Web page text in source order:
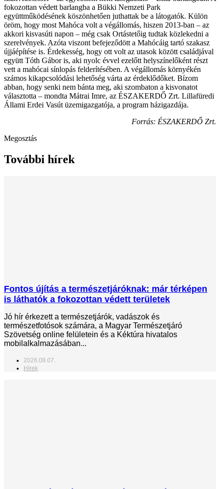
fokozottan védett barlangba a Bükki Nemzeti Park
együttműködésének köszönhetően juthattak be a látogatók. Külön
öröm, hogy most Mahóca volt a végállomás, hiszen 2013-ban – az
akkori kisvasúti napon – még csak Ortástetőig tudtak közlekedni a
szerelvények. Azóta viszont befejeződött a Mahócáig tartó szakasz
újjáépítése is. Érdekesség, hogy ott volt az utasok között családjával
együtt Tóth Gábor is, aki nyolc évvel ezelőtt helyszínelőként részt
vett a mahócai sínlopás felderítésében. A végállomás környékén
számos kikapcsolódási lehetőség várta az érdeklődőket. Bízom
abban, hogy senki nem bánta meg, aki szombaton a kisvonatot
választotta – mondta Mátrai Imre, az ÉSZAKERDŐ Zrt. Lillafüredi
Állami Erdei Vasút üzemigazgatója, a program házigazdája.
Forrás: ÉSZAKERDŐ Zrt.
Megosztás
További hírek
Fontos újítás a természetjáróknak: már térképen
is láthatók a fokozottan védett területek
Jó hír érkezett a természetjárók, vadászok és
természetfotósok számára, a Magyar Természetjáró
Szövetség online felületein és a Kéktúra hivatalos
mobilalkalmazásában...
2026.08.07.
Hírek